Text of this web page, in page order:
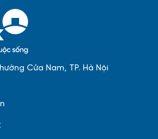
Cửa Nam, TP. Hà Nội